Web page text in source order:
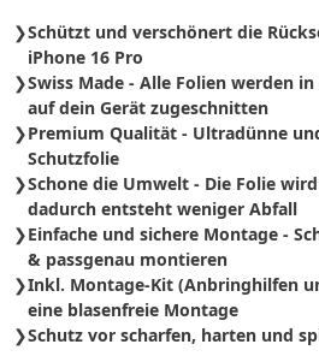
Schützt und verschönert die
iPhone 16 Pro
Swiss Made - Alle Folien werden
auf dein Gerät zugeschnitten
Premium Qualität - Ultradünne
Schutzfolie
Schone die Umwelt - Die Folie
dadurch entsteht weniger Abfall
Einfache und sichere Montage -
& passgenau montieren
Inkl. Montage-Kit (Anbringhilfen
eine blasenfreie Montage
Schutz vor scharfen, harten und